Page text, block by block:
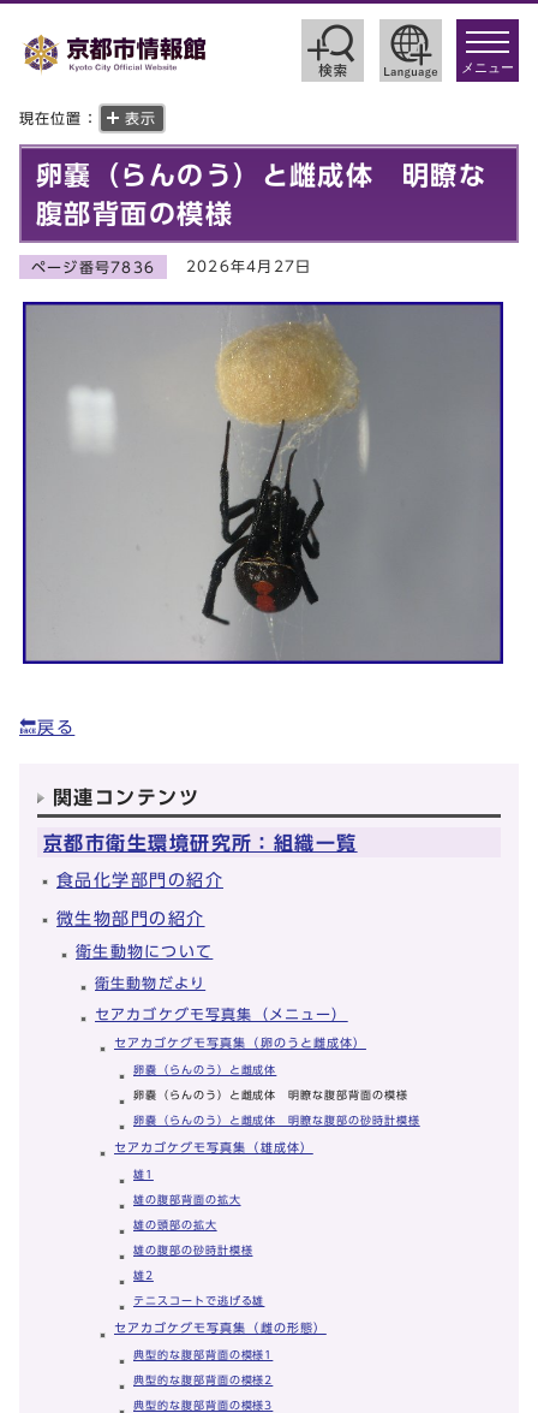
toggle
メニュー
現在位置： 表示
卵嚢（らんのう）と雌成体 明瞭な
腹部背面の模様
ページ番号7836 2026年4月27日
🔙戻る
関連コンテンツ
京都市衛生環境研究所：組織一覧
食品化学部門の紹介
微生物部門の紹介
衛生動物について
衛生動物だより
セアカゴケグモ写真集（メニュー）
セアカゴケグモ写真集（卵のうと雌成体）
卵嚢（らんのう）と雌成体
卵嚢（らんのう）と雌成体 明瞭な腹部背面の模様
卵嚢（らんのう）と雌成体 明瞭な腹部の砂時計模様
セアカゴケグモ写真集（雄成体）
雄1
雄の腹部背面の拡大
雄の頭部の拡大
雄の腹部の砂時計模様
雄2
テニスコートで逃げる雄
セアカゴケグモ写真集（雌の形態）
典型的な腹部背面の模様1
典型的な腹部背面の模様2
典型的な腹部背面の模様3